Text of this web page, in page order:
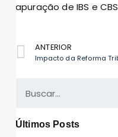
apuração de IBS e CBS
ANTERIOR
Últimos Posts